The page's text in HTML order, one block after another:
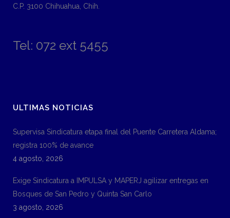
C.P. 3100 Chihuahua, Chih.
Tel: 072 ext 5455
ULTIMAS NOTICIAS
Supervisa Sindicatura etapa final del Puente Carretera Aldama;
registra 100% de avance
4 agosto, 2026
Exige Sindicatura a IMPULSA y MAPERJ agilizar entregas en
Bosques de San Pedro y Quinta San Carlo
3 agosto, 2026